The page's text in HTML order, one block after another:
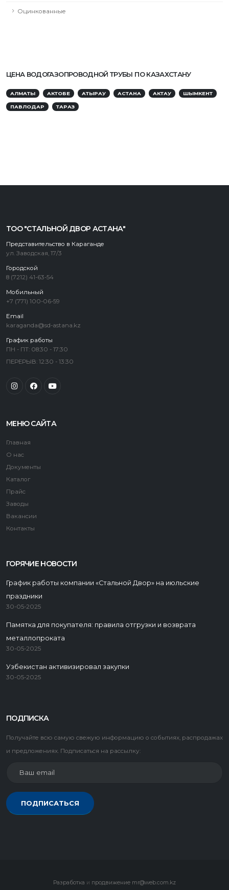
Оцинкованные
ЦЕНА ВОДОГАЗОПРОВОДНОЙ ТРУБЫ ПО КАЗАХСТАНУ
АЛМАТЫ АКТОБЕ АТЫРАУ АСТАНА АКТАУ ШЫМКЕНТ
ПАВЛОДАР ТАРАЗ
ТОО "СТАЛЬНОЙ ДВОР АСТАНА"
Представительство в Караганде
ул. Заводская, 17/3
Городской
8 (7212) 41-63-54
Мобильный
+7 (771) 100-06-59
Email
karaganda@sd-astana.kz
График работы
ПН - ПТ: 08:30 - 17:30
ПЕРЕРЫВ: 12:30 - 13:30
МЕНЮ САЙТА
Главная
О нас
Документы
Каталог
Прайс
Заводы
Вакансии
Контакты
ГОРЯЧИЕ НОВОСТИ
График работы компании «Стальной Двор» на июльские
праздники
30-05-2025
Памятка для покупателя: правила отгрузки и возврата
металлопроката
30-05-2025
Узбекистан активизировал закупки
30-05-2025
ПОДПИСКА
Получайте всю самую свежую информацию о событиях, распродажах
и предложениях. Подписаться на рассылку:
ПОДПИСАТЬСЯ
Разработка и продвижение mr@web.com.kz